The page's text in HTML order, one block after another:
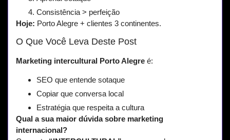
Consistência > perfeição
Hoje: Porto Alegre + clientes 3 continentes.
O Que Você Leva Deste Post
Marketing intercultural Porto Alegre é:
SEO que entende sotaque
Copiar que conversa local
Estratégia que respeita a cultura
Qual a sua maior dúvida sobre marketing
internacional?